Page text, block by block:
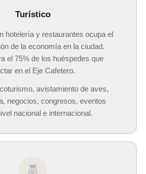
Turístico
hotelería y restaurantes ocupa el
de la economía en la ciudad.
el 75% de los huéspedes que
en el Eje Cafetero.
avistamiento de aves,
negocios, congresos, eventos
nacional e internacional.